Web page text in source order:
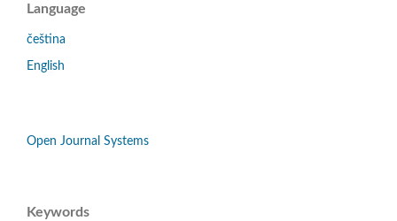
Language
čeština
English
Open Journal Systems
Keywords